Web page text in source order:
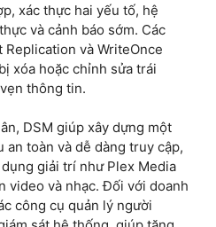
xác thực hai yếu tố, hệ
và cảnh báo sớm. Các
và WriteOnce
xóa hoặc chỉnh sửa trái
thông tin.
DSM giúp xây dựng một
toàn và dễ dàng truy cập,
giải trí như Plex Media
video và nhạc. Đối với doanh
công cụ quản lý người